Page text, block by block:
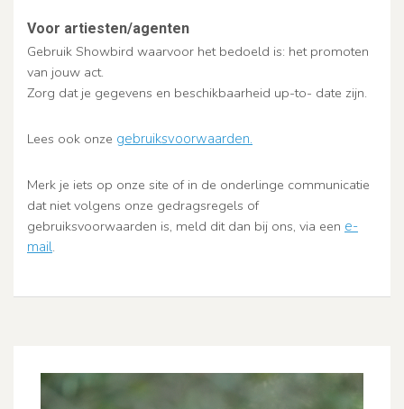
Voor artiesten/agenten
Gebruik Showbird waarvoor het bedoeld is: het promoten
van jouw act.
Zorg dat je gegevens en beschikbaarheid up-to- date zijn.
Lees ook onze gebruiksvoorwaarden.
Merk je iets op onze site of in de onderlinge communicatie
dat niet volgens onze gedragsregels of
gebruiksvoorwaarden is, meld dit dan bij ons, via een e-
mail.